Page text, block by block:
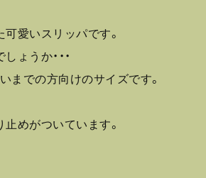
愛いスリッパです。
ょうか・・・
までの方向けのサイズです。
めがついています。